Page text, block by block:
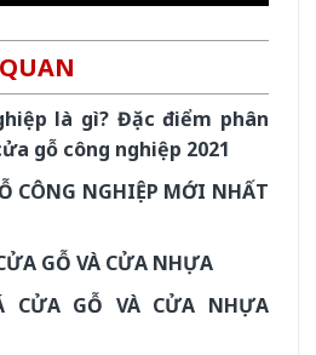
là gì? Đặc điểm phân
gỗ công nghiệp 2021
CÔNG NGHIỆP MỚI NHẤT
GỖ VÀ CỬA NHỰA
CỬA GỖ VÀ CỬA NHỰA